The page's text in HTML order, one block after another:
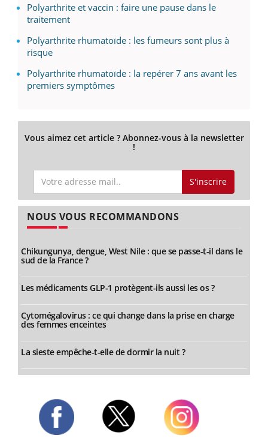
Polyarthrite et vaccin : faire une pause dans le
traitement
Polyarthrite rhumatoïde : les fumeurs sont plus à
risque
Polyarthrite rhumatoïde : la repérer 7 ans avant les
premiers symptômes
Vous aimez cet article ? Abonnez-vous à la newsletter
!
S'inscrire
NOUS VOUS RECOMMANDONS
Chikungunya, dengue, West Nile : que se passe-t-il dans le
sud de la France ?
Les médicaments GLP-1 protègent-ils aussi les os ?
Cytomégalovirus : ce qui change dans la prise en charge
des femmes enceintes
La sieste empêche-t-elle de dormir la nuit ?